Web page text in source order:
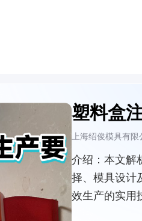
塑料盒
上海绍俊模具有限
介绍： 本文解
择、模具设计
效生产的实用